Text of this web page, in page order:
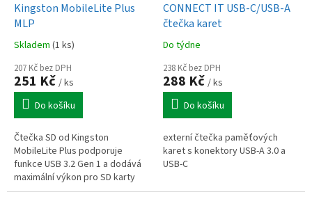
Kingston MobileLite Plus
MLP
Skladem (1 ks)
207 Kč bez DPH
251 Kč / ks
Do košíku
Čtečka SD od Kingston
MobileLite Plus podporuje
funkce USB 3.2 Gen 1 a dodává
maximální výkon pro SD karty
podporojící UHS-II a je zpětně
CONNECT IT USB-C/USB-A
čtečka karet
Do týdne
238 Kč bez DPH
288 Kč / ks
Do košíku
externí čtečka paměťových
karet s konektory USB-A 3.0 a
USB-C